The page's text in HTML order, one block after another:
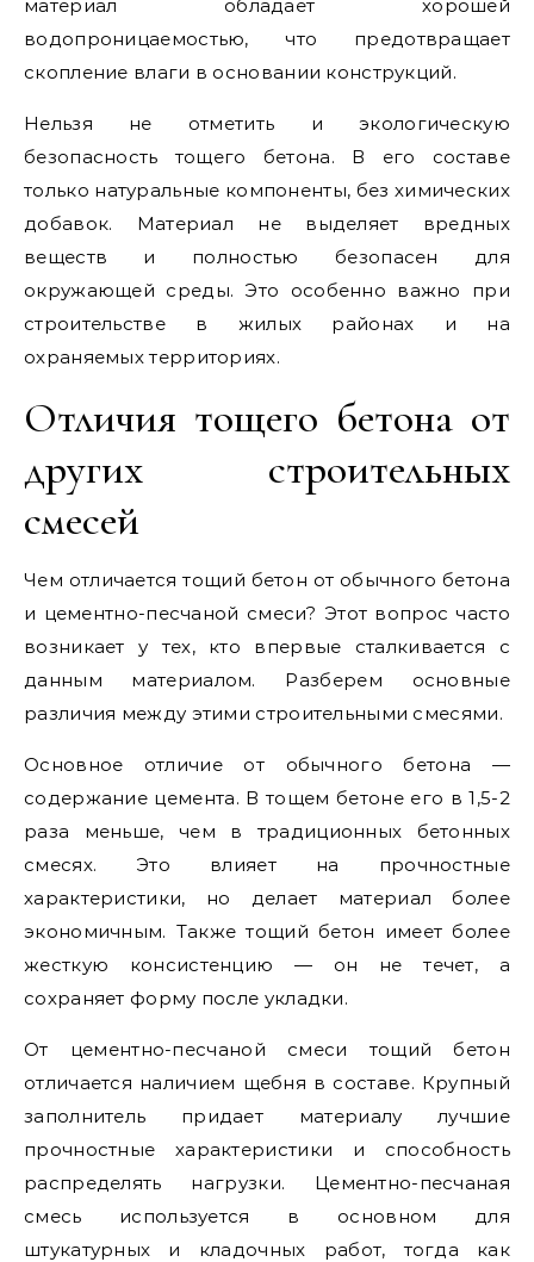
материал обладает хорошей
водопроницаемостью, что предотвращает
скопление влаги в основании конструкций.
Нельзя не отметить и экологическую
безопасность тощего бетона. В его составе
только натуральные компоненты, без химических
добавок. Материал не выделяет вредных
веществ и полностью безопасен для
окружающей среды. Это особенно важно при
строительстве в жилых районах и на
охраняемых территориях.
Отличия тощего бетона от
других строительных
смесей
Чем отличается тощий бетон от обычного бетона
и цементно-песчаной смеси? Этот вопрос часто
возникает у тех, кто впервые сталкивается с
данным материалом. Разберем основные
различия между этими строительными смесями.
Основное отличие от обычного бетона —
содержание цемента. В тощем бетоне его в 1,5-2
раза меньше, чем в традиционных бетонных
смесях. Это влияет на прочностные
характеристики, но делает материал более
экономичным. Также тощий бетон имеет более
жесткую консистенцию — он не течет, а
сохраняет форму после укладки.
От цементно-песчаной смеси тощий бетон
отличается наличием щебня в составе. Крупный
заполнитель придает материалу лучшие
прочностные характеристики и способность
распределять нагрузки. Цементно-песчаная
смесь используется в основном для
штукатурных и кладочных работ, тогда как